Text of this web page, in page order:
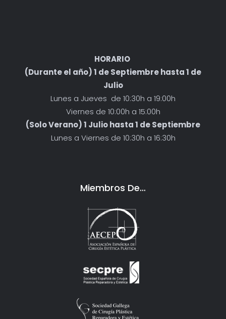
HORARIO
(Durante el año) 1 de Septiembre hasta 1 de
Julio
Lunes a Jueves de 10:30h a 19:00h
Viernes de 10:00h a 15:00h
(Solo Verano) 1 Julio hasta 1 de Septiembre
Lunes a Viernes de 10:30h a 16:30h
Miembros De…